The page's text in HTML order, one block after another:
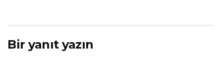
Bir yanıt yazın